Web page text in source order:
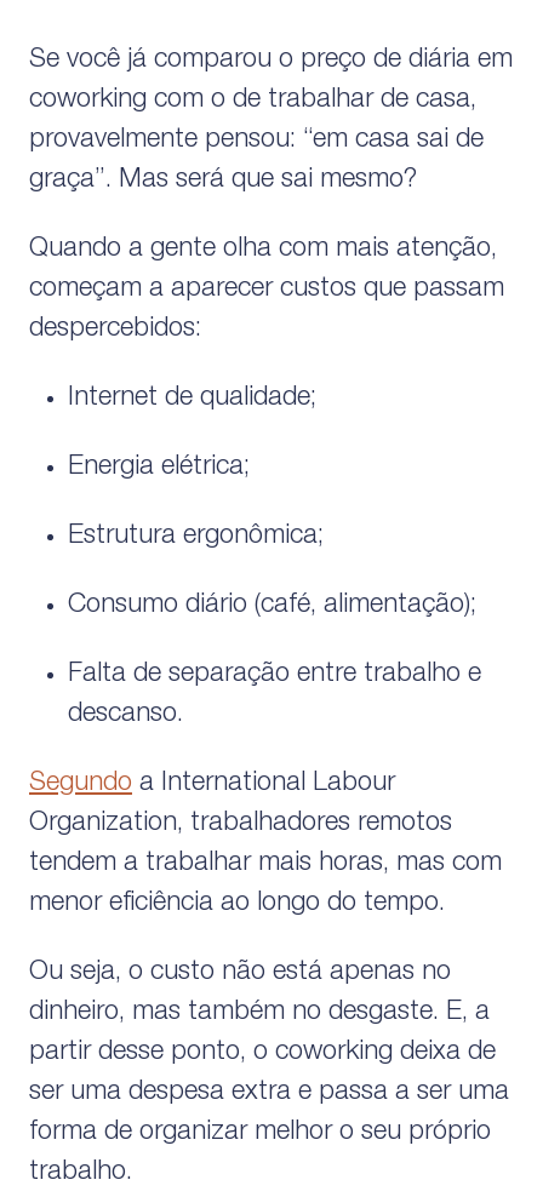
Se você já comparou o preço de diária em
coworking com o de trabalhar de casa,
provavelmente pensou: “em casa sai de
graça”. Mas será que sai mesmo?
Quando a gente olha com mais atenção,
começam a aparecer custos que passam
despercebidos:
Internet de qualidade;
Energia elétrica;
Estrutura ergonômica;
Consumo diário (café, alimentação);
Falta de separação entre trabalho e
descanso.
Segundo a International Labour
Organization, trabalhadores remotos
tendem a trabalhar mais horas, mas com
menor eficiência ao longo do tempo.
Ou seja, o custo não está apenas no
dinheiro, mas também no desgaste. E, a
partir desse ponto, o coworking deixa de
ser uma despesa extra e passa a ser uma
forma de organizar melhor o seu próprio
trabalho.